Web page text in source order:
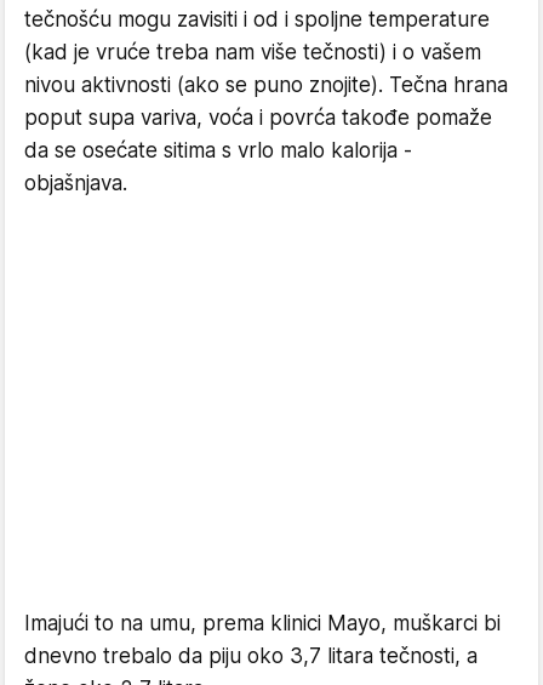
tečnošću mogu zavisiti i od i spoljne temperature
(kad je vruće treba nam više tečnosti) i o vašem
nivou aktivnosti (ako se puno znojite). Tečna hrana
poput supa variva, voća i povrća takođe pomaže
da se osećate sitima s vrlo malo kalorija -
objašnjava.
Imajući to na umu, prema klinici Mayo, muškarci bi
dnevno trebalo da piju oko 3,7 litara tečnosti, a